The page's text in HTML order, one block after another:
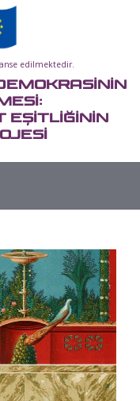
edilmektedir.
EŞİTLİĞİNİN